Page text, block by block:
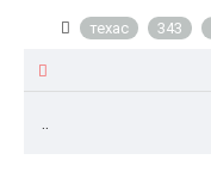
техас 343
..